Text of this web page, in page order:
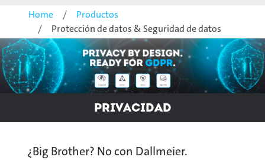
Home
Productos
Protección de datos & Seguridad de datos
Privacidad KRITIS NDAA Seguridad
Privacidad
¿Big Brother? No con Dallmeier.